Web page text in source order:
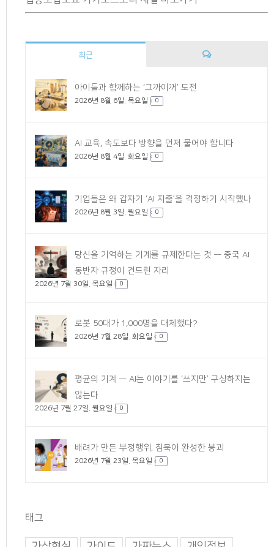
최근
아이들과 함께하는 ‘그까이꺼’ 도전
2026년 8월 6일. 목요일 0
AI 교육, 속도보다 방향을 먼저 물어야 합니다
2026년 8월 4일. 화요일 0
기업들은 왜 갑자기 ‘AI 지출’을 걱정하기 시작했나
2026년 8월 3일. 월요일 0
당신을 기억하는 기계를 규제한다는 것 — 중국 AI
동반자 규정이 건드린 자리
2026년 7월 30일. 목요일 0
로봇 50대가 1,000명을 대체했다?
2026년 7월 28일. 화요일 0
평균의 기계 — AI는 이야기를 ‘쓰지만’ 구상하지는
않는다
2026년 7월 27일. 월요일 0
배려가 만든 부정행위, 침묵이 완성한 붕괴
2026년 7월 23일. 목요일 0
태그